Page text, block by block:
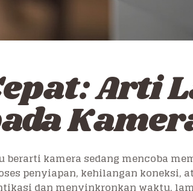
Arti
berarti kamera sedang mencoba
penyiapan, kehilangan koneksi,
dan menyinkronkan waktu,